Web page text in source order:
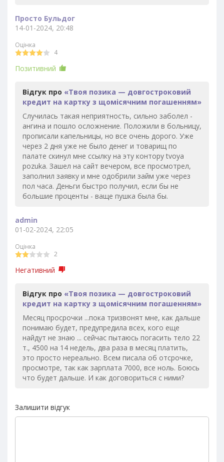
Просто Бульдог
14-01-2024, 20:48
Оцінка
4
Позитивний
Відгук про «Твоя позика — довгостроковий
кредит на картку з щомісячним погашенням»
Случилась такая неприятность, сильно заболел -
ангина и пошло осложнение. Положили в больницу,
прописали капельницы, но все очень дорого. Уже
через 2 дня уже не было денег и товарищ по
палате скинул мне ссылку на эту контору tvoya
pozuka. Зашел на сайт вечером, все просмотрел,
заполнил заявку и мне одобрили займ уже через
пол часа. Деньги быстро получил, если бы не
большие проценты - ваще пушка была бы.
admin
01-02-2024, 22:05
Оцінка
2
Негативний
Відгук про «Твоя позика — довгостроковий
кредит на картку з щомісячним погашенням»
Месяц просрочки ...пока тризвонят мне, как дальше
понимаю будет, предупредила всех, кого еще
найдут не знаю ... сейчас пытаюсь погасить тело 22
т., 4500 на 14 недель, два раза в месяц платить,
это просто нереально. Всем писала об отсрочке,
просмотре, так как зарплата 7000, все ноль. Боюсь
что будет дальше. И как договориться с ними?
Залишити відгук